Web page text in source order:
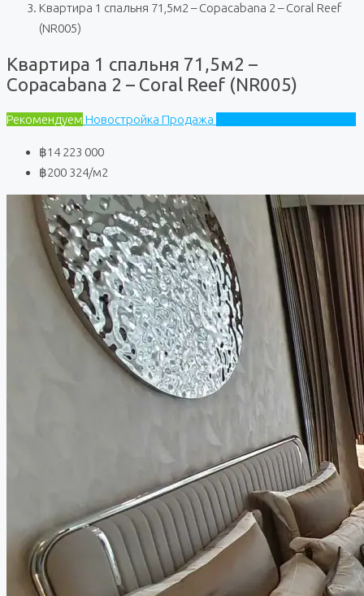
Квартира 1 спальня 71,5м2 – Copacabana 2 – Coral Reef
(NR005)
Квартира 1 спальня 71,5м2 –
Copacabana 2 – Coral Reef (NR005)
Рекомендуем Новостройка Продажа
฿14 223 000
฿200 324/м2